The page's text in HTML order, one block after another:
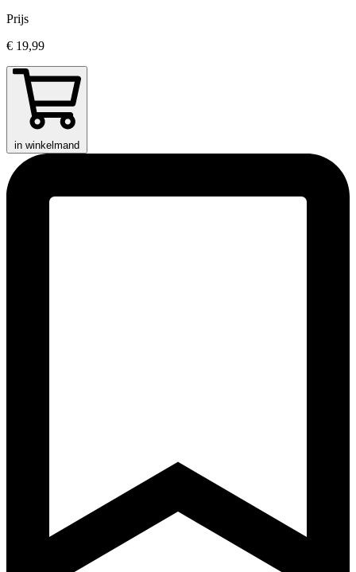
Prijs
€ 19,99
in winkelmand